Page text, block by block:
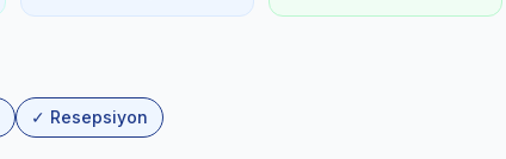
✓ Resepsiyon